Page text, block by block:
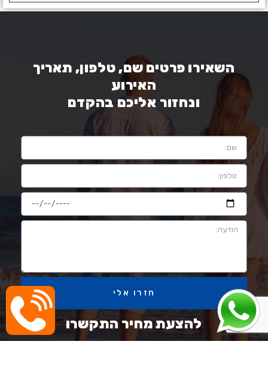
השאירו פרטים שם, טלפון, תאריך
האירוע
ונחזור אליכם בהקדם
חזרו אלי
להצעת מחיר התקשרו